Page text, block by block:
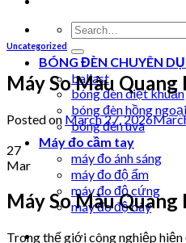
Search
for:
BÓNG ĐÈN CHUYÊN
ballast
bóng đèn diệt khuẩn
bóng đèn hồng
bóng đèn uva
Máy đo cầm tay
máy đo ánh sáng
máy đo độ ẩm
máy đo độ cứng
máy đo độ dày
Uncategorized
Máy So Màu
Posted on March 27, 2026
27
Mar
Máy So Màu
Trong thế giới công nghiệp